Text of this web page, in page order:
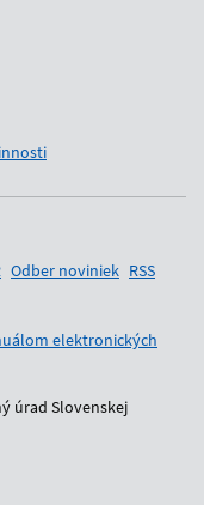
Odber noviniek RSS
elektronických
úrad Slovenskej